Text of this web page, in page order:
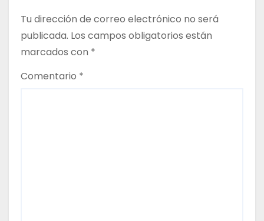
t
r
a
d
Tu dirección de correo electrónico no será
publicada. Los campos obligatorios están
marcados con *
Comentario *